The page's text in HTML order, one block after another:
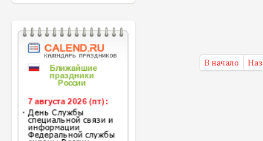
В начало